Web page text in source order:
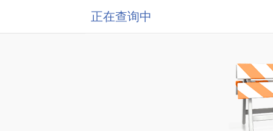
正在查询中